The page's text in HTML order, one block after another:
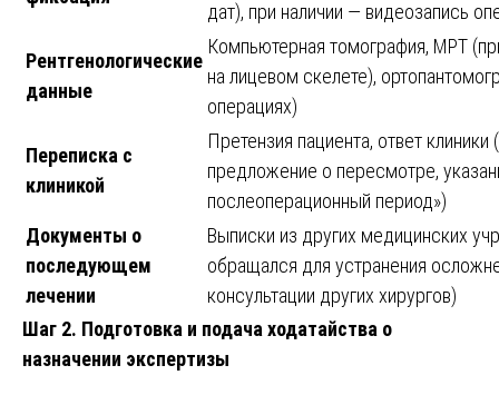
дат), при наличии — видеозапись
Рентгенологические
данные
Компьютерная томография, МРТ
на лицевом скелете),
операциях)
Переписка с
клиникой
Претензия пациента, ответ
предложение о пересмотре,
послеоперационный период»)
Документы о
последующем
лечении
Выписки из других медицинских
обращался для устранения
консультации других хирургов)
Шаг 2. Подготовка и подача ходатайства о
назначении экспертизы